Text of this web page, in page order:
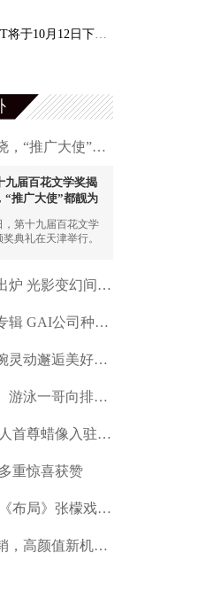
NCT将于10月12日下午5点公开正规2辑Pt.1全部音
第十九届百花文学奖揭晓，“推广大使”都靓为获奖
九届百花文学奖揭
“推广大使”都靓为
，第十九届百花文学
奖典礼在天津举行。
宋轶冬日森林暖光封面出炉 光影变幻间诠释优雅
从年度说唱艺人到最佳专辑 GAI公司种梦音乐一口
优雅回眸，刘竞导演温婉灵动邂逅美好时光
【来酷品牌代言人张琳】游泳一哥向排球女神求婚
青春时尚盛宴 蔡徐坤个人首尊蜡像入驻香港杜莎
重惊喜获赞
失去金恩圣 吴宥萱戏内《布局》张檬戏外甜蜜
龚俊代言荣耀60今日首销，高颜值新机诠释“美学新